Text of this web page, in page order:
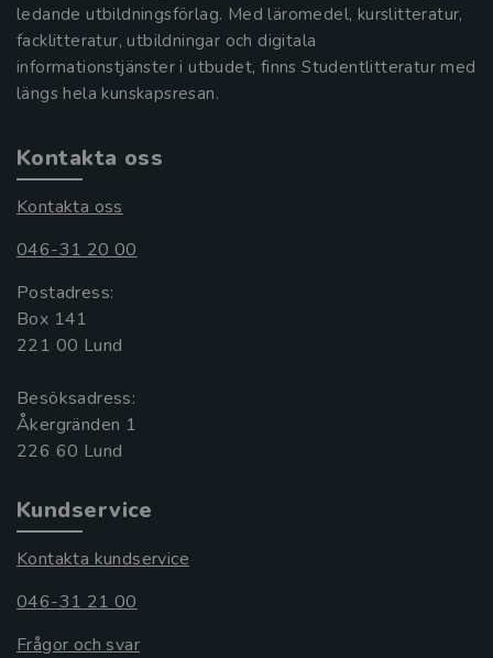
ledande utbildningsförlag. Med läromedel, kurslitteratur,
facklitteratur, utbildningar och digitala
informationstjänster i utbudet, finns Studentlitteratur med
längs hela kunskapsresan.
Kontakta oss
Kontakta oss
046-31 20 00
Postadress:
Box 141
221 00 Lund
Besöksadress:
Åkergränden 1
Kundservice
Kontakta kundservice
046-31 21 00
Frågor och svar